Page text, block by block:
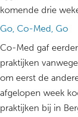
komende drie
Go, Co-Med, Go
Co-Med gaf
praktijken
om eerst de
afgelopen week
praktijken bij in